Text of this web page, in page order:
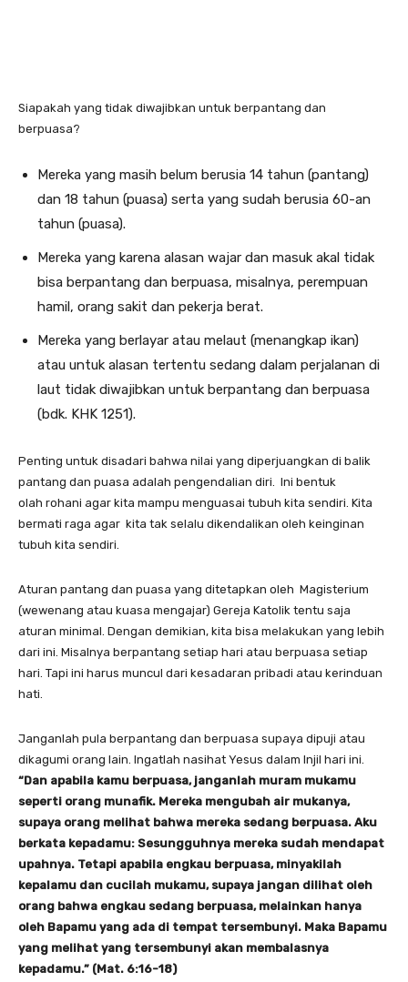
Siapakah yang tidak diwajibkan untuk berpantang dan
berpuasa?
Mereka yang masih belum berusia 14 tahun (pantang)
dan 18 tahun (puasa) serta yang sudah berusia 60-an
tahun (puasa).
Mereka yang karena alasan wajar dan masuk akal tidak
bisa berpantang dan berpuasa, misalnya, perempuan
hamil, orang sakit dan pekerja berat.
Mereka yang berlayar atau melaut (menangkap ikan)
atau untuk alasan tertentu sedang dalam perjalanan di
laut tidak diwajibkan untuk berpantang dan berpuasa
(bdk. KHK 1251).
Penting untuk disadari bahwa nilai yang diperjuangkan di balik
pantang dan puasa adalah pengendalian diri. Ini bentuk
olah rohani agar kita mampu menguasai tubuh kita sendiri. Kita
bermati raga agar kita tak selalu dikendalikan oleh keinginan
tubuh kita sendiri.
Aturan pantang dan puasa yang ditetapkan oleh Magisterium
(wewenang atau kuasa mengajar) Gereja Katolik tentu saja
aturan minimal. Dengan demikian, kita bisa melakukan yang lebih
dari ini. Misalnya berpantang setiap hari atau berpuasa setiap
hari. Tapi ini harus muncul dari kesadaran pribadi atau kerinduan
hati.
Janganlah pula berpantang dan berpuasa supaya dipuji atau
dikagumi orang lain. Ingatlah nasihat Yesus dalam Injil hari ini.
“Dan apabila kamu berpuasa, janganlah muram mukamu
seperti orang munafik. Mereka mengubah air mukanya,
supaya orang melihat bahwa mereka sedang berpuasa. Aku
berkata kepadamu: Sesungguhnya mereka sudah mendapat
upahnya. Tetapi apabila engkau berpuasa, minyakilah
kepalamu dan cucilah mukamu, supaya jangan dilihat oleh
orang bahwa engkau sedang berpuasa, melainkan hanya
oleh Bapamu yang ada di tempat tersembunyi. Maka Bapamu
yang melihat yang tersembunyi akan membalasnya
kepadamu.” (Mat. 6:16-18)